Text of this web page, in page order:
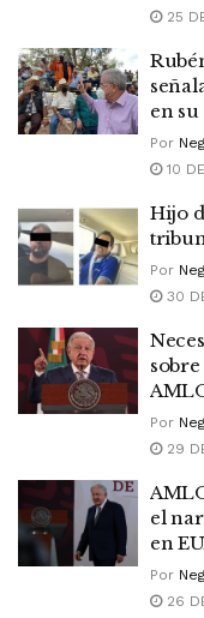
25
en
Por
10
Hijo
Por
30
Por
29
el
en
Por
26